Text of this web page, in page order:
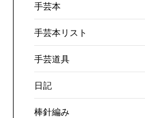
手芸本
手芸本リスト
手芸道具
日記
棒針編み